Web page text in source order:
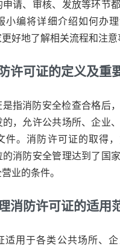
请、审核、发放等环节
小编将详细介绍如何办理
好地了解相关流程和注意
许可证的定义及重
指消防安全检查合格后
，允许公共场所、企业
件。消防许可证的取得
消防安全管理达到了国
业的条件。
消防许可证的适用
适用于各类公共场所、